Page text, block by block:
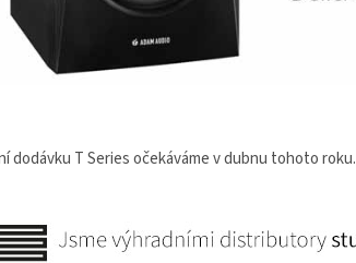
dodávku T Series očekáváme v dubnu tohoto roku.